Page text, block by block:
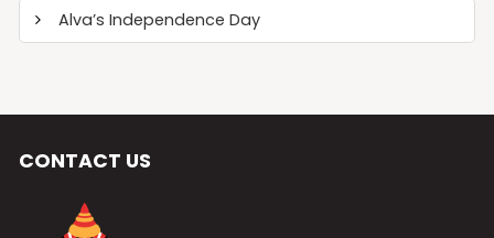
Alva’s Independence Day
CONTACT US